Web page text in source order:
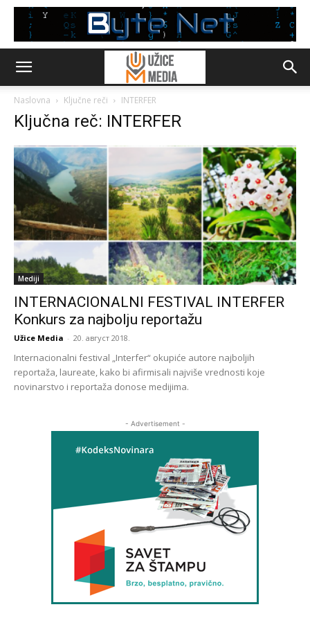
Naslovna Ključne reči INTERFER
Ključna reč: INTERFER
Mediji
INTERNACIONALNI FESTIVAL INTERFER
Konkurs za najbolju reportažu
Užice Media - 20. август 2018.
Internacionalni festival „Interfer“ okupiće autore najboljih
reportaža, laureate, kako bi afirmisali najviše vrednosti koje
novinarstvo i reportaža donose medijima.
- Advertisement -